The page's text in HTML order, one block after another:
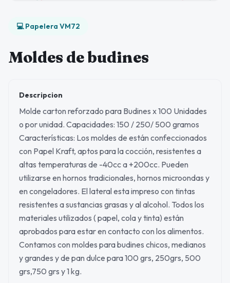
💻 Papelera VM72
Moldes de budines
Descripcion
Molde carton reforzado para Budines x 100 Unidades
o por unidad. Capacidades: 150 / 250/ 500 gramos
Características: Los moldes de están confeccionados
con Papel Kraft, aptos para la cocción, resistentes a
altas temperaturas de -40cc a +200cc. Pueden
utilizarse en hornos tradicionales, hornos microondas y
en congeladores. El lateral esta impreso con tintas
resistentes a sustancias grasas y al alcohol. Todos los
materiales utilizados ( papel, cola y tinta) están
aprobados para estar en contacto con los alimentos.
Contamos con moldes para budines chicos, medianos
y grandes y de pan dulce para 100 grs, 250grs, 500
grs,750 grs y 1 kg.